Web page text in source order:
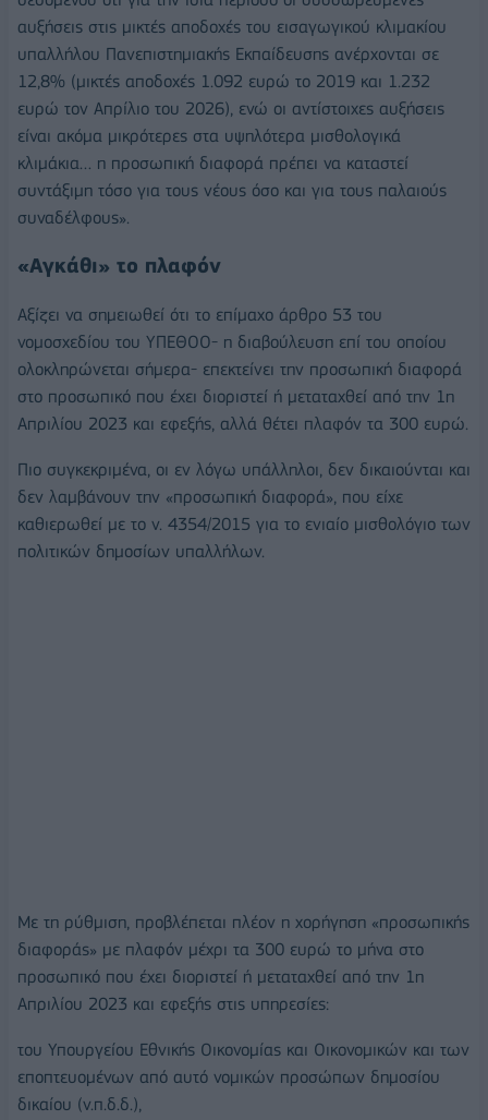
αυξήσεις στις μικτές αποδοχές του εισαγωγικού κλιμακίου
υπαλλήλου Πανεπιστημιακής Εκπαίδευσης ανέρχονται σε
12,8% (μικτές αποδοχές 1.092 ευρώ το 2019 και 1.232
ευρώ τον Απρίλιο του 2026), ενώ οι αντίστοιχες αυξήσεις
είναι ακόμα μικρότερες στα υψηλότερα μισθολογικά
κλιμάκια… η προσωπική διαφορά πρέπει να καταστεί
συντάξιμη τόσο για τους νέους όσο και για τους παλαιούς
συναδέλφους».
«Αγκάθι» το πλαφόν
Αξίζει να σημειωθεί ότι το επίμαχο άρθρο 53 του
νομοσχεδίου του ΥΠΕΘΟΟ- η διαβούλευση επί του οποίου
ολοκληρώνεται σήμερα- επεκτείνει την προσωπική διαφορά
στο προσωπικό που έχει διοριστεί ή μεταταχθεί από την 1η
Απριλίου 2023 και εφεξής, αλλά θέτει πλαφόν τα 300 ευρώ.
Πιο συγκεκριμένα, οι εν λόγω υπάλληλοι, δεν δικαιούνται και
δεν λαμβάνουν την «προσωπική διαφορά», που είχε
καθιερωθεί με το ν. 4354/2015 για το ενιαίο μισθολόγιο των
πολιτικών δημοσίων υπαλλήλων.
Με τη ρύθμιση, προβλέπεται πλέον η χορήγηση «προσωπικής
διαφοράς» με πλαφόν μέχρι τα 300 ευρώ το μήνα στο
προσωπικό που έχει διοριστεί ή μεταταχθεί από την 1η
Απριλίου 2023 και εφεξής στις υπηρεσίες:
του Υπουργείου Εθνικής Οικονομίας και Οικονομικών και των
εποπτευομένων από αυτό νομικών προσώπων δημοσίου
δικαίου (ν.π.δ.δ.),